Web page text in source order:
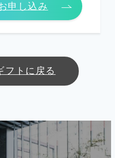
申し込み
フトに戻る